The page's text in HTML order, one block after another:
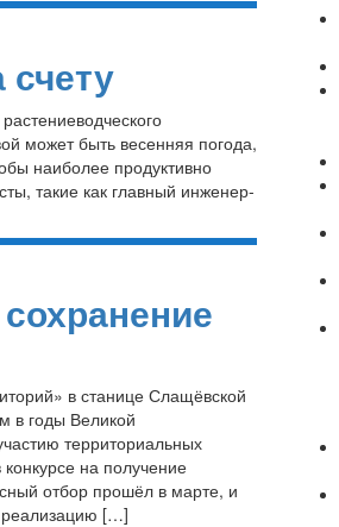
может быть весенняя погода,
наиболее продуктивно
такие как главный инженер-
в станице Слащёвской
в годы Великой
территориальных
на получение
отбор прошёл в марте, и
[…]